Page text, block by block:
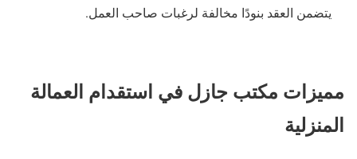
يتضمن العقد بنودًا مخالفة لرغبات صاحب العمل.
مميزات مكتب جازل في استقدام العمالة
المنزلية